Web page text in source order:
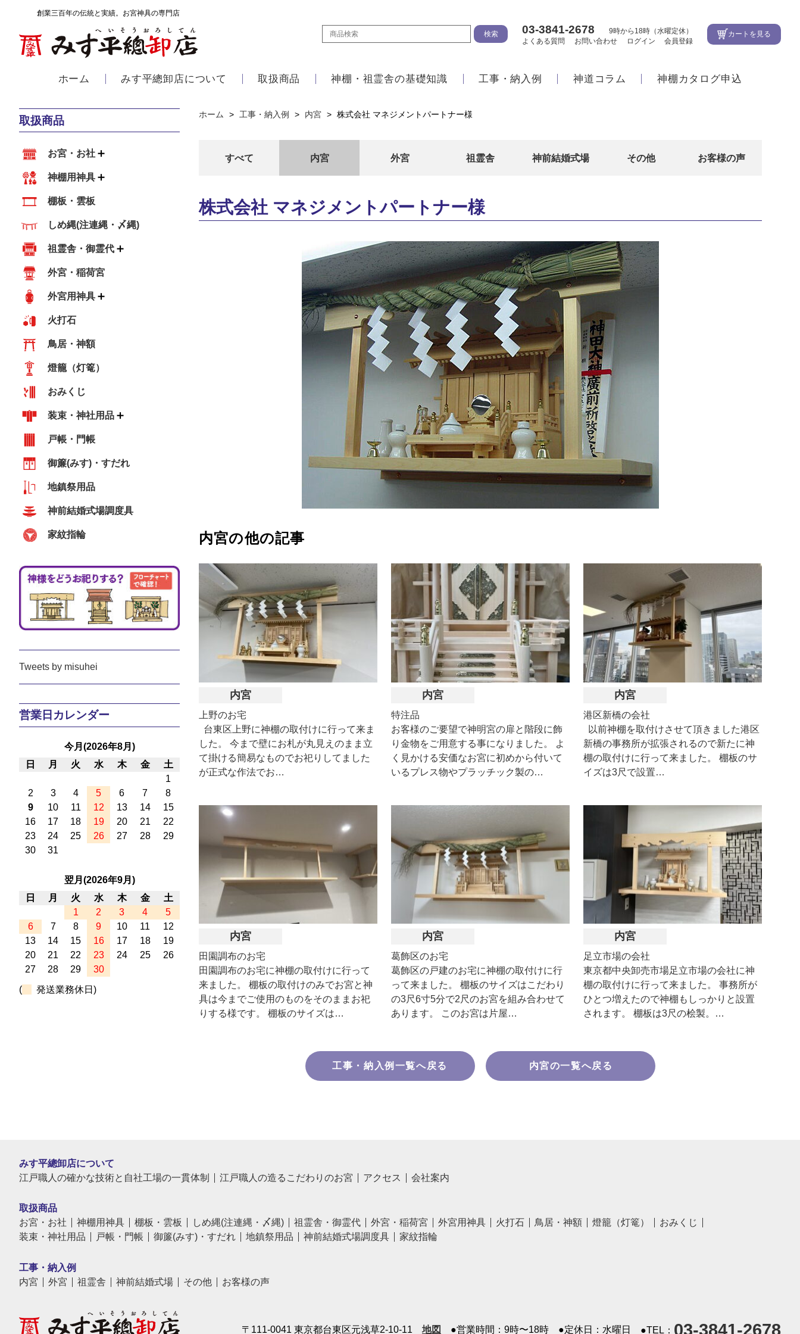
創業三百年の伝統と実績。お宮神具の専門店
03-3841-2678
9時から18時（水曜定休）
よくある質問
お問い合わせ ログイン 会員登録
カートを見る
ホーム みす平總卸店について 取扱商品 神棚・祖霊舎の基礎知識 工事・納入例 神道コラム 神棚カタログ申込
取扱商品
お宮・お社
神棚用神具
棚板・雲板
しめ縄(注連縄・〆縄)
祖霊舎・御霊代
外宮・稲荷宮
外宮用神具
火打石
鳥居・神額
燈籠（灯篭）
おみくじ
装束・神社用品
戸帳・門帳
御簾(みす)・すだれ
地鎮祭用品
神前結婚式場調度具
家紋指輪
Tweets by misuhei
営業日カレンダー
今月(2026年8月)
日
月 火 水 木 金
土
1
2
3 4 5 6 7
8
9
10 11 12 13 14
15
16
17 18 19 20 21
22
23
24 25 26 27 28
29
30
31
翌月(2026年9月)
日
月 火 水 木 金
土
1
2 3 4
5
6
7 8 9 10 11
12
13
14 15 16 17 18
19
20
21 22 23 24 25
26
27
28 29
30
(
発送業務休日)
ホーム > 工事・納入例 > 内宮 > 株式会社 マネジメントパートナー様
すべて 内宮 外宮 祖霊舎 神前結婚式場 その他 お客様の声
株式会社 マネジメントパートナー様
内宮の他の記事
内宮
上野のお宅
台東区上野に神棚の取付けに行って来ま
した。 今まで壁にお札が丸見えのまま立
て掛ける簡易なものでお祀りしてました
が正式な作法でお…
内宮
特注品
お客様のご要望で神明宮の扉と階段に飾
り金物をご用意する事になりました。 よ
く見かける安価なお宮に初めから付いて
いるプレス物やプラッチック製の…
内宮
港区新橋の会社
以前神棚を取付けさせて頂きました港区
新橋の事務所が拡張されるので新たに神
棚の取付けに行って来ました。 棚板のサ
イズは3尺で設置…
内宮
田園調布のお宅
田園調布のお宅に神棚の取付けに行って
来ました。 棚板の取付けのみでお宮と神
具は今までご使用のものをそのままお祀
りする様です。 棚板のサイズは…
内宮
葛飾区のお宅
葛飾区の戸建のお宅に神棚の取付けに行
って来ました。 棚板のサイズはこだわり
の3尺6寸5分で2尺のお宮を組み合わせて
あります。 このお宮は片屋…
内宮
足立市場の会社
東京都中央卸売市場足立市場の会社に神
棚の取付けに行って来ました。 事務所が
ひとつ増えたので神棚もしっかりと設置
されます。 棚板は3尺の桧製。…
工事・納入例一覧へ戻る 内宮の一覧へ戻る
みす平總卸店について
江戸職人の確かな技術と自社工場の一貫体制
江戸職人の造るこだわりのお宮 アクセス 会社案内
取扱商品
お宮・お社
神棚用神具 棚板・雲板 しめ縄(注連縄・〆縄) 祖霊舎・御霊代 外宮・稲荷宮 外宮用神具 火打石 鳥居・神額 燈籠（灯篭）
おみくじ
装束・神社用品
戸帳・門帳 御簾(みす)・すだれ 地鎮祭用品 神前結婚式場調度具 家紋指輪
工事・納入例
内宮
外宮 祖霊舎 神前結婚式場 その他 お客様の声
〒111-0041 東京都台東区元浅草2-10-11 地図 ●営業時間：9時〜18時 ●定休日：水曜日 ●TEL： 03-3841-2678